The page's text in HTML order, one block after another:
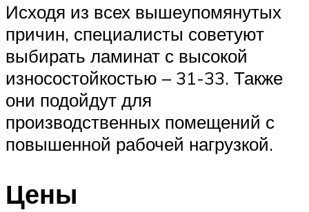
Исходя из всех вышеупомянутых
причин, специалисты советуют
выбирать ламинат с высокой
износостойкостью – 31-33. Также
они подойдут для
производственных помещений с
повышенной рабочей нагрузкой.
Цены